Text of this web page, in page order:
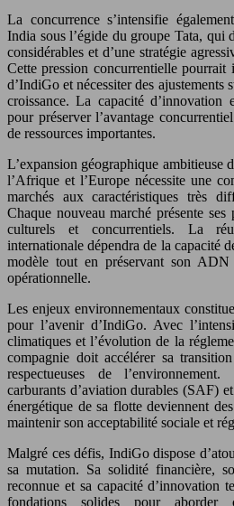
La concurrence s’intensifie
India sous l’égide du groupe Tata, qui
considérables et d’une stratégie
Cette pression concurrentielle pourrait
d’IndiGo et nécessiter des ajustements
croissance. La capacité d’innovation
pour préserver l’avantage
de ressources importantes.
L’expansion géographique ambitieuse
l’Afrique et l’Europe nécessite une
marchés aux caractéristiques très
Chaque nouveau marché présente ses
culturels et concurrentiels. La
internationale dépendra de la capacité
modèle tout en préservant son
opérationnelle.
Les enjeux environnementaux
pour l’avenir d’IndiGo. Avec
climatiques et l’évolution de la
compagnie doit accélérer sa
respectueuses de
carburants d’aviation durables (SAF)
énergétique de sa flotte deviennent
maintenir son acceptabilité sociale et
Malgré ces défis, IndiGo dispose
sa mutation. Sa solidité financière,
reconnue et sa capacité d’innovation
fondations solides pour aborder